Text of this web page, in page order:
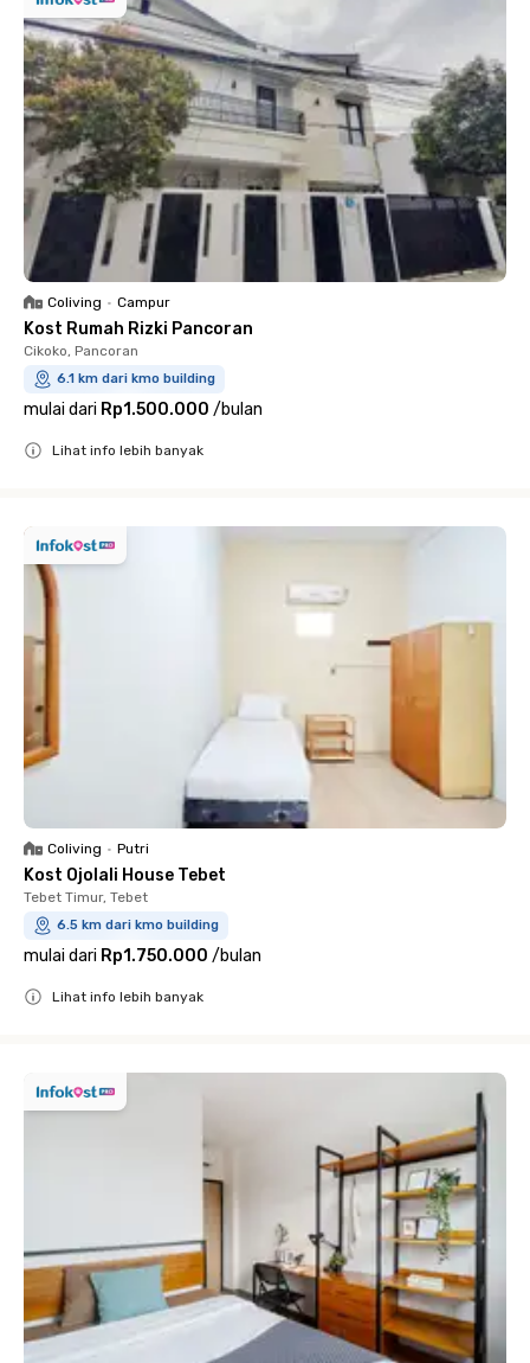
Coliving • Campur
Kost Rumah Rizki Pancoran
Cikoko, Pancoran
6.1 km dari kmo building
mulai dari Rp1.500.000 /bulan
Lihat info lebih banyak
Coliving • Putri
Kost Ojolali House Tebet
Tebet Timur, Tebet
6.5 km dari kmo building
mulai dari Rp1.750.000 /bulan
Lihat info lebih banyak